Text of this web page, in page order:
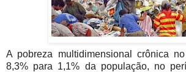
A pobreza multidimensional crônica
8,3% para 1,1% da população, no